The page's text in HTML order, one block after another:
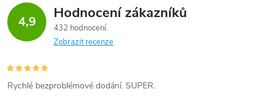
4,9 Hodnocení zákazníků
432 hodnocení
Zobrazit recenze
Rychlé bezproblémové dodání. SUPER.